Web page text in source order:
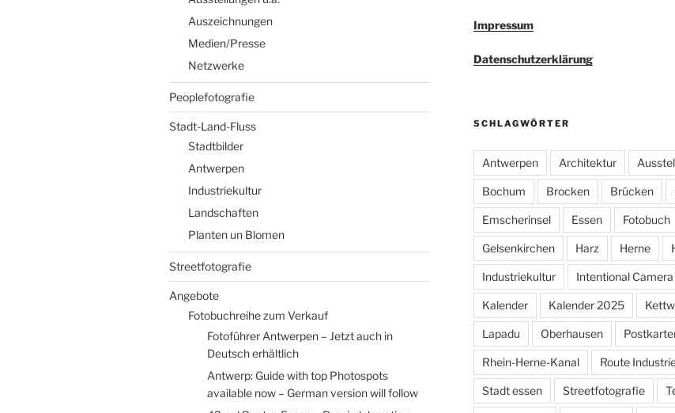
Auszeichnungen
Medien/Presse
Netzwerke
Peoplefotografie
Stadt-Land-Fluss
Stadtbilder
Antwerpen
Industriekultur
Landschaften
Planten un Blomen
Streetfotografie
Angebote
Fotobuchreihe zum Verkauf
Fotoführer Antwerpen – Jetzt auch in
Deutsch erhältlich
Antwerp: Guide with top Photospots
available now – German version will follow
Impressum
Datenschutzerklärung
SCHLAGWÖRTER
Antwerpen Architektur
Bochum Brocken Brücken
Emscherinsel Essen Fotobuch
Gelsenkirchen Harz Herne
Industriekultur Intentional
Kalender Kalender 2025
Lapadu Oberhausen
Rhein-Herne-Kanal Route
Stadt essen Streetfotografie